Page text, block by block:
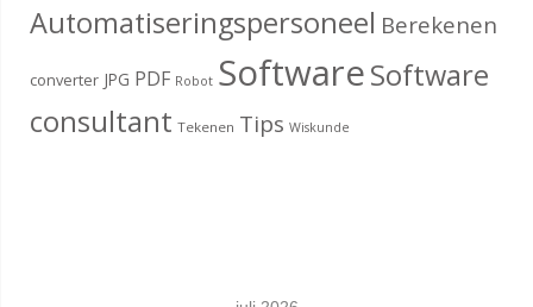
Automatiseringspersoneel Berekenen
converter JPG PDF Robot SoftwareSoftware
consultant Tekenen Tips Wiskunde